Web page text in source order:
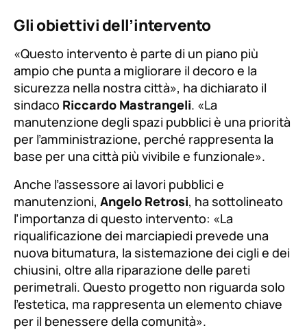
Gli obiettivi dell’intervento
«Questo intervento è parte di un piano più
ampio che punta a migliorare il decoro e la
sicurezza nella nostra città», ha dichiarato il
sindaco Riccardo Mastrangeli. «La
manutenzione degli spazi pubblici è una priorità
per l’amministrazione, perché rappresenta la
base per una città più vivibile e funzionale».
Anche l’assessore ai lavori pubblici e
manutenzioni, Angelo Retrosi, ha sottolineato
l’importanza di questo intervento: «La
riqualificazione dei marciapiedi prevede una
nuova bitumatura, la sistemazione dei cigli e dei
chiusini, oltre alla riparazione delle pareti
perimetrali. Questo progetto non riguarda solo
l’estetica, ma rappresenta un elemento chiave
per il benessere della comunità».